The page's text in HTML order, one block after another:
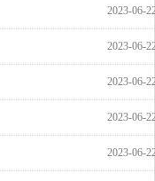
2023-06-
2023-06-
2023-06-
2023-06-
2023-06-